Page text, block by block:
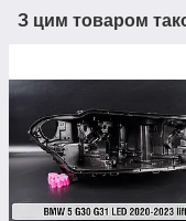
З цим товаром